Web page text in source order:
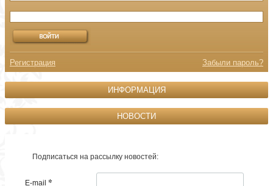
Регистрация Забыли пароль?
ИНФОРМАЦИЯ
НОВОСТИ
Подписаться на рассылку новостей:
E-mail *